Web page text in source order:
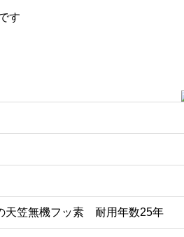
す
笠無機フッ素 耐用年数25年